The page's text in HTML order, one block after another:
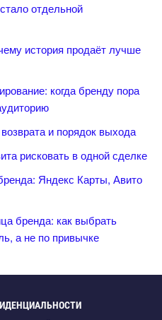
отдельной
история продаёт лучше
когда бренду пора
и порядок выхода
рисковать в одной сделке
Яндекс Карты, Авито
бренда: как выбрать
а не по привычке